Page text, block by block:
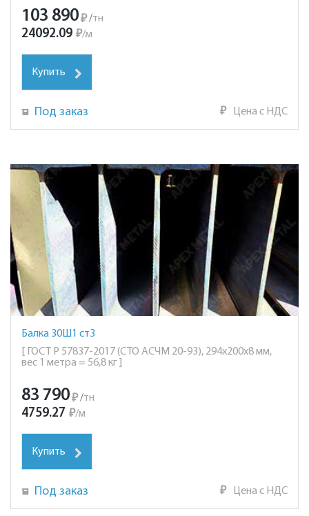
103 890₽ /тн
24092.09 ₽/м
Купить
Под заказ ₽ Цена с НДС
Балка 30Ш1 ст3
[ ГОСТ Р 57837-2017 (СТО АСЧМ 20-93), 294х200х8 мм,
вес 1 метра = 56,8 кг ]
83 790₽ /тн
4759.27 ₽/м
Купить
Под заказ ₽ Цена с НДС